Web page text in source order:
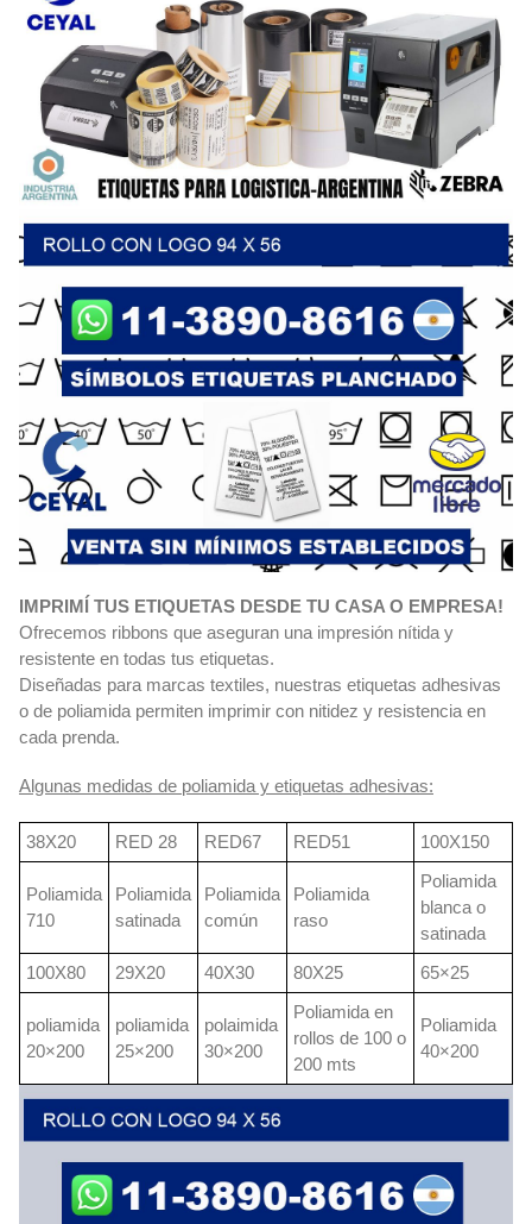
IMPRIMÍ TUS ETIQUETAS DESDE TU CASA O EMPRESA!
Ofrecemos ribbons que aseguran una impresión nítida y
resistente en todas tus etiquetas.
Diseñadas para marcas textiles, nuestras etiquetas adhesivas
o de poliamida permiten imprimir con nitidez y resistencia en
cada prenda.
Algunas medidas de poliamida y etiquetas adhesivas:
38X20 RED 28 RED67 RED51 100X150
Poliamida
710
Poliamida
satinada
Poliamida
común
Poliamida
raso
Poliamida
blanca o
satinada
100X80
29X20 40X30 80X25 65×25
poliamida
20×200
poliamida
25×200
polaimida
30×200
Poliamida en
rollos de 100 o
200 mts
Poliamida
40×200